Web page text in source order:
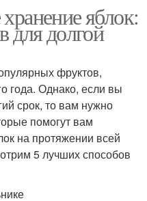
яблок:
для долгой
фруктов,
года. Однако, если вы
срок, то вам нужно
помогут вам
на протяжении всей
5 лучших способов